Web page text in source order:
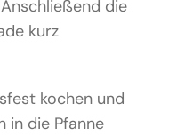
die
kurz
kochen und
in die Pfanne